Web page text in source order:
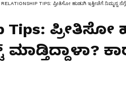
RELATIONSHIP TIPS: ಪ್ರೀತಿಸೋ ಹುಡುಗಿ ಇತ್ತೀಚೆಗೆ ನಿಮ್ಮನ್ನ
Tips: ಪ್ರೀತಿಸೋ
ಮಾಡ್ತಿದ್ದಾಳಾ?